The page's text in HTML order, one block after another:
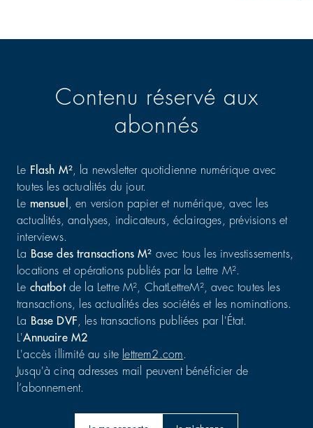
Contenu réservé aux
abonnés
Le Flash M², la newsletter quotidienne numérique avec
toutes les actualités du jour.
Le mensuel
, en version papier et numérique, avec les
actualités, analyses, indicateurs, éclairages, prévisions et
interviews.
La Base des transactions M² avec tous les investissements,
locations et opérations publiés par la Lettre M².
Le chatbotde la Lettre M², ChatLettreM², avec toutes les
transactions, les actualités des sociétés et les nominations.
La Base DVF , les transactions publiées par l'État.
L'Annuaire M2
L'accès illimité au site lettrem2.com.
Jusqu'à cinq adresses mail peuvent bénéficier de
l’abonnement.